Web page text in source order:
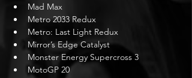
Mad Max
Metro 2033 Redux
Metro: Last Light Redux
Mirror’s Edge Catalyst
Monster Energy Supercross 3
MotoGP 20